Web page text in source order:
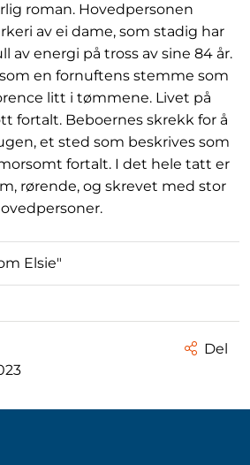
roman. Hovedpersonen
av ei dame, som stadig har
av energi på tross av sine 84 år.
en fornuftens stemme som
litt i tømmene. Livet på
fortalt. Beboernes skrekk for å
et sted som beskrives som
fortalt. I det hele tatt er
rørende, og skrevet med stor
Elsie"
Del